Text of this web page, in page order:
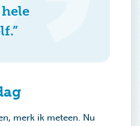
merk ik meteen. Nu